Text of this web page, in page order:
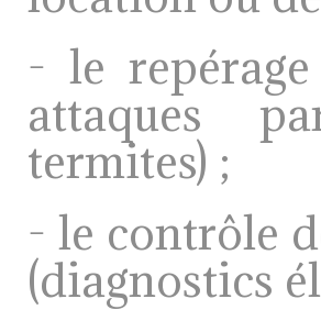
- le
attaques
termites) ;
- le contrôle
(diagnostics